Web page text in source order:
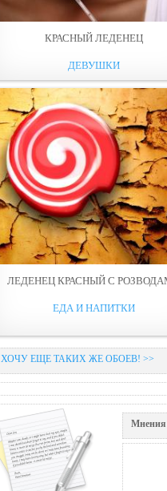
КРАСНЫЙ ЛЕДЕНЕЦ
ДЕВУШКИ
ЛЕДЕНЕЦ КРАСНЫЙ С
ЕДА И НАПИТКИ
ХОЧУ ЕЩЕ ТАКИХ ЖЕ ОБОЕВ! >>
Мнения